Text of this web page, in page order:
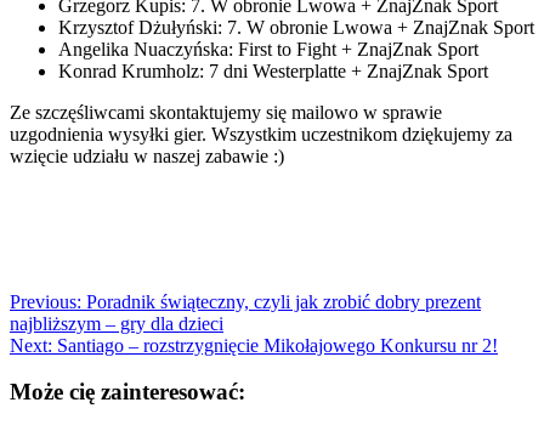
Grzegorz Kupis: 7. W obronie Lwowa + ZnajZnak Sport
Krzysztof Dżułyński: 7. W obronie Lwowa + ZnajZnak Sport
Angelika Nuaczyńska: First to Fight + ZnajZnak Sport
Konrad Krumholz: 7 dni Westerplatte + ZnajZnak Sport
Ze szczęśliwcami skontaktujemy się mailowo w sprawie
uzgodnienia wysyłki gier. Wszystkim uczestnikom dziękujemy za
wzięcie udziału w naszej zabawie :)
Previous: Poradnik świąteczny, czyli jak zrobić dobry prezent
najbliższym – gry dla dzieci
Next: Santiago – rozstrzygnięcie Mikołajowego Konkursu nr 2!
Może cię zainteresować: